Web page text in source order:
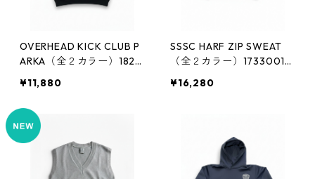
OVERHEAD KICK CLUB P
ARKA（全２カラー）1823
¥11,880
SSSC HARF ZIP SWEAT
（全２カラー）17330010
¥16,280